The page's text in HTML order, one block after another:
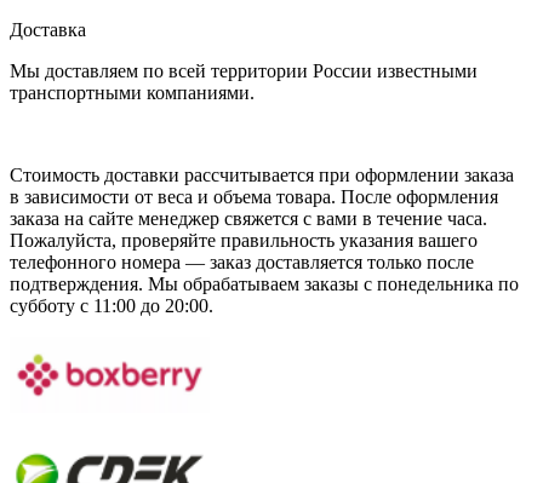
Доставка
Мы доставляем по всей территории России известными
транспортными компаниями.
Стоимость доставки рассчитывается при оформлении заказа
в зависимости от веса и объема товара. После оформления
заказа на сайте менеджер свяжется с вами в течение часа.
Пожалуйста, проверяйте правильность указания вашего
телефонного номера — заказ доставляется только после
подтверждения. Мы обрабатываем заказы с понедельника по
субботу с 11:00 до 20:00.